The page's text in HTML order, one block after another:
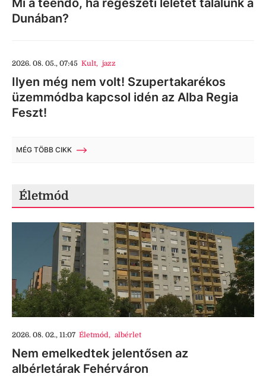
Mi a teendő, ha régészeti leletet találunk a
Dunában?
2026. 08. 05., 07:45 Kult, jazz
Ilyen még nem volt! Szupertakarékos
üzemmódba kapcsol idén az Alba Regia
Feszt!
MÉG TÖBB CIKK
Életmód
2026. 08. 02., 11:07 Életmód, albérlet
Nem emelkedtek jelentősen az
albérletárak Fehérváron